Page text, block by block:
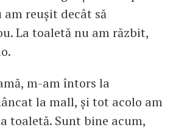
reuşit decât să
La toaletă nu am răzbit,
m-am întors la
la mall, şi tot acolo am
toaletă. Sunt bine acum,